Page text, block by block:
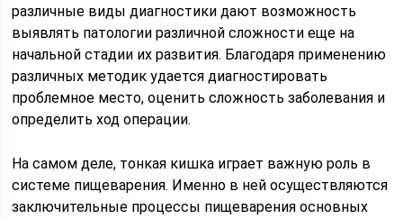
различные виды диагностики дают возможность
выявлять патологии различной сложности еще на
начальной стадии их развития. Благодаря применению
различных методик удается диагностировать
проблемное место, оценить сложность заболевания и
определить ход операции.
На самом деле, тонкая кишка играет важную роль в
системе пищеварения. Именно в ней осуществляются
заключительные процессы пищеварения основных